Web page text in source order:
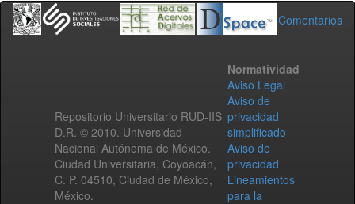
Comentarios
Repositorio Universitario RUD-IIS
D.R. © 2010. Universidad
Nacional Autónoma de México.
Ciudad Universitaria, Coyoacán,
C. P. 04510, Ciudad de México,
México.
Normatividad
Aviso Legal
Aviso de
privacidad
simplificado
Aviso de
privacidad
Lineamientos
para la